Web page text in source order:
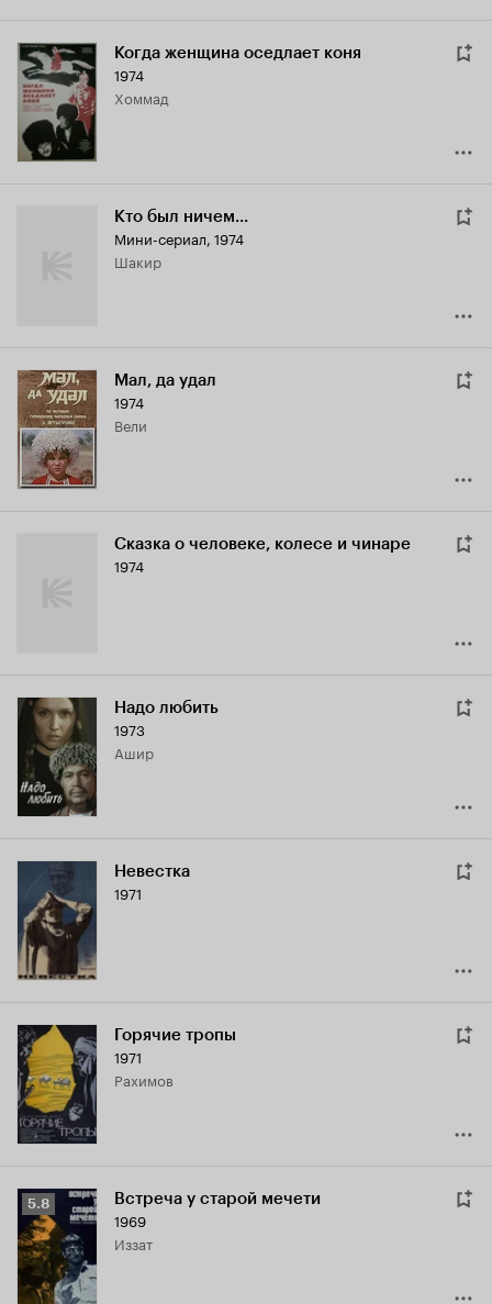
Когда женщина оседлает коня
1974
Хоммад
Кто был ничем...
Мини-сериал, 1974
Шакир
Мал, да удал
1974
Вели
Сказка о человеке, колесе и чинаре
1974
Надо любить
1973
Ашир
Невестка
1971
Горячие тропы
1971
Рахимов
Рейтинг
Кинопоиска
5.8
5.8 Встреча у старой мечети
1969
Иззат